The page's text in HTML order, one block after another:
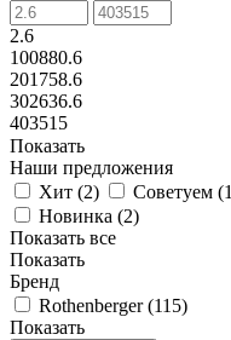
2.6
100880.6
201758.6
302636.6
403515
Показать
Наши предложения
Хит (2) Советуем (1
Новинка (2)
Показать все
Показать
Бренд
Rothenberger (115)
Показать